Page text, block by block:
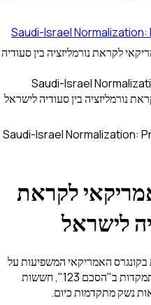
Saudi-Israel
לקראת נורמליזציה בין סעודיה
Saudi-Israel
נורמליזציה בין סעודיה לישראל
Saudi-Israel Normalization:
לקראת
לישראל
האמריקאי המשפיעות על
הנורמליזציה בין סעודיה לישראל, תוך התמקדות ב"הסכם 123", חששות
נשק מתקדמות כיום.